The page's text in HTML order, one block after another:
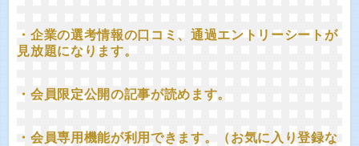
・企業の選考情報の口コミ、通過エントリーシートが
見放題になります。
・会員限定公開の記事が読めます。
・会員専用機能が利用できます。（お気に入り登録な